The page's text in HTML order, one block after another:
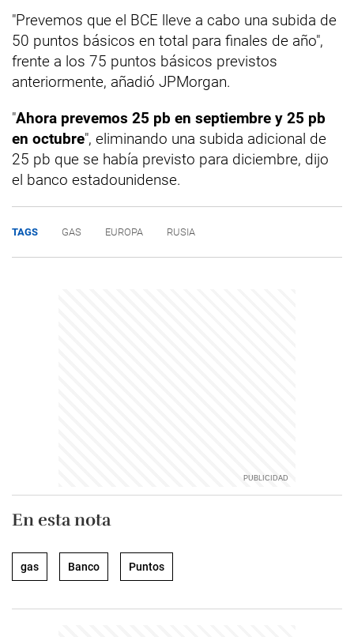
"Prevemos que el BCE lleve a cabo una subida de
50 puntos básicos en total para finales de año",
frente a los 75 puntos básicos previstos
anteriormente, añadió JPMorgan.
"Ahora prevemos 25 pb en septiembre y 25 pb
en octubre", eliminando una subida adicional de
25 pb que se había previsto para diciembre, dijo
el banco estadounidense.
TAGS GAS EUROPA RUSIA
En esta nota
gas Banco Puntos